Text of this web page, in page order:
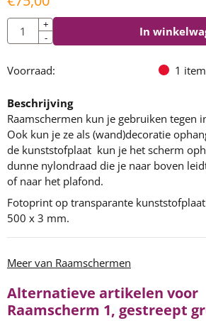
Aantal
+
-
In
Voorraad: 1
Beschrijving
Raamschermen kun je gebruiken tegen
Ook kun je ze als (wand)decoratie
de kunststofplaat kun je het scherm
dunne nylondraad die je naar boven
of naar het plafond.
Fotoprint op transparante
500 x 3 mm.
Meer van Raamschermen
Alternatieve artikelen voor
Raamscherm 1, gestreept